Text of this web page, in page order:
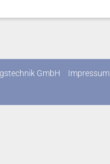
GmbH Impressum